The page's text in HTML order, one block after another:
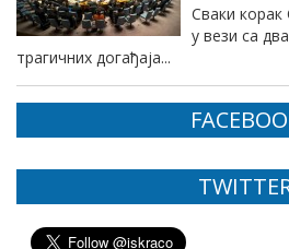
Сваки корак
у вези са
трагичних догађаја...